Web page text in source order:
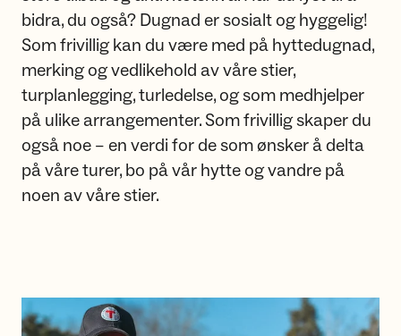
bidra, du også? Dugnad er sosialt og hyggelig!
Som frivillig kan du være med på hyttedugnad,
merking og vedlikehold av våre stier,
turplanlegging, turledelse, og som medhjelper
på ulike arrangementer. Som frivillig skaper du
også noe – en verdi for de som ønsker å delta
på våre turer, bo på vår hytte og vandre på
noen av våre stier.